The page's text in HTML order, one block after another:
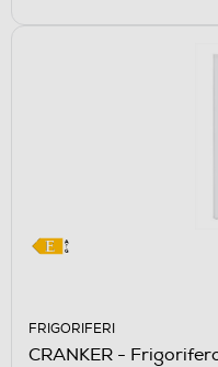
FRIGORIFERI
CRANKER -